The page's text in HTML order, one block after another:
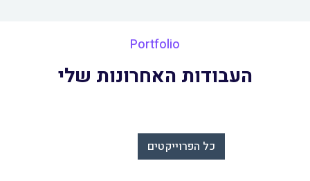
Portfolio
העבודות האחרונות שלי
כל הפרוייקטים